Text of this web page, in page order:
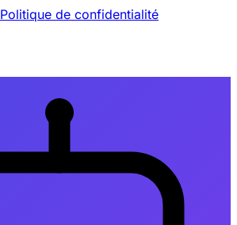
Politique de confidentialité